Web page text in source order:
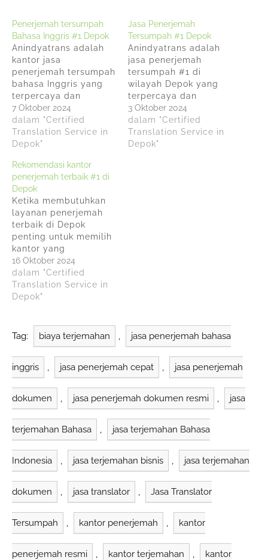
Penerjemah tersumpah
Bahasa Inggris #1 Depok
Anindyatrans adalah
kantor jasa
penerjemah tersumpah
bahasa Inggris yang
terpercaya dan
berpengalaman di
Depok. Anindyatrans
telah berdiri sejak
tahun 2010 dan
baik dalam
menyediakan jasa
penerjemahan
tersumpah untuk
berbagai jenis
dokumen.
Anindyatrans ini
terletak di kota Depok
dan menawarkan
layanan penerjemahan
tersumpah yang cepat
dan akurat untuk…
7 Oktober 2024
dalam "Certified
Translation Service in
Depok"
Jasa Penerjemah
Tersumpah #1 Depok
Anindyatrans adalah
jasa penerjemah
tersumpah #1 di
wilayah Depok yang
terpercaya dan
profesional, membantu
Anda menemukan
solusi terbaik untuk
kebutuhan
3 Oktober 2024
dalam "Certified
Translation Service in
Depok"
Rekomendasi kantor
penerjemah terbaik #1 di
Depok
Ketika membutuhkan
layanan penerjemah
terbaik di Depok
penting untuk memilih
kantor yang
terpercaya,
berpengalaman, dan
memiliki reputasi baik.
Anindyatrans adalah
Depok dengan
pertimbangan sebagai
berikut: Berlokasi
strategis di Depok
dekat dengan Timur
bisnis dan instansi
pemerintah Memiliki
profesional yang
berpengalaman di
berbagai bidang
Menawarkan…
16 Oktober 2024
dalam "Certified
Translation Service in
Depok"
Tag: biaya terjemahan , jasa penerjemah bahasa
inggris , jasa penerjemah cepat , jasa penerjemah
dokumen , jasa penerjemah dokumen resmi , jasa
terjemahan Bahasa , jasa terjemahan Bahasa
Indonesia , jasa terjemahan bisnis , jasa terjemahan
dokumen , jasa translator , Jasa Translator
Tersumpah , kantor penerjemah , kantor
penerjemah resmi , kantor terjemahan , kantor